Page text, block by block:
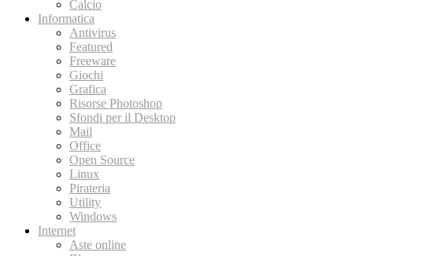
Calcio
Informatica
Antivirus
Featured
Freeware
Giochi
Grafica
Risorse Photoshop
Sfondi per il Desktop
Mail
Office
Open Source
Linux
Pirateria
Utility
Windows
Internet
Aste online